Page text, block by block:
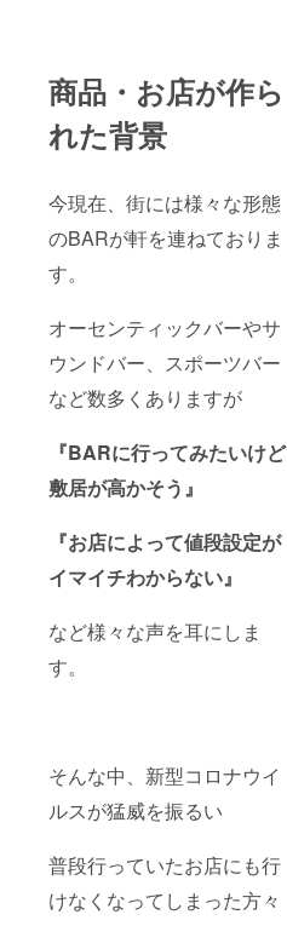
商品・お店が作ら
れた背景
今現在、街には様々な形態
のBARが軒を連ねておりま
す。
オーセンティックバーやサ
ウンドバー、スポーツバー
など数多くありますが
『BARに行ってみたいけど
敷居が高かそう』
『お店によって値段設定が
イマイチわからない』
など様々な声を耳にしま
す。
そんな中、新型コロナウイ
ルスが猛威を振るい
普段行っていたお店にも行
けなくなってしまった方々